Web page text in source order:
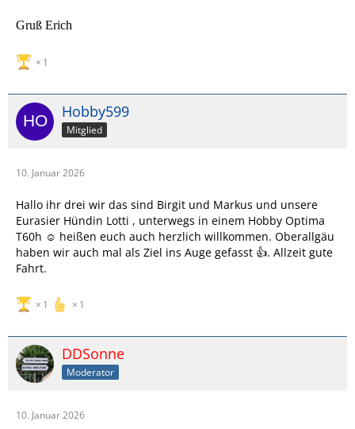
Gruß Erich
1
Hobby599
Mitglied
10. Januar 2026
Hallo ihr drei wir das sind Birgit und Markus und unsere
Eurasier Hündin Lotti , unterwegs in einem Hobby Optima
T60h ☺️ heißen euch auch herzlich willkommen. Oberallgäu
haben wir auch mal als Ziel ins Auge gefasst 👍. Allzeit gute
Fahrt.
1 1
DDSonne
Moderator
10. Januar 2026